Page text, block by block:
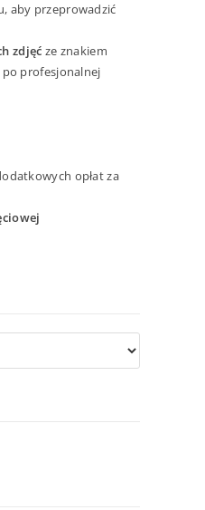
aby przeprowadzić
zdjęć ze znakiem
profesjonalnej
opłat za